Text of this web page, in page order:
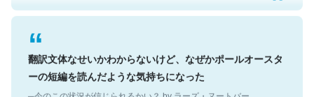
翻訳文体なせいかわからないけど、なぜかポールオースタ
ーの短編を読んだような気持ちになった